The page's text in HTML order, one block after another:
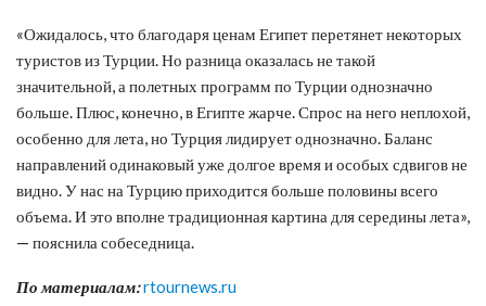
«Ожидалось, что благодаря ценам Египет перетянет некоторых
туристов из Турции. Но разница оказалась не такой
значительной, а полетных программ по Турции однозначно
больше. Плюс, конечно, в Египте жарче. Спрос на него неплохой,
особенно для лета, но Турция лидирует однозначно. Баланс
направлений одинаковый уже долгое время и особых сдвигов не
видно. У нас на Турцию приходится больше половины всего
объема. И это вполне традиционная картина для середины лета»,
— пояснила собеседница.
По материалам:rtournews.ru